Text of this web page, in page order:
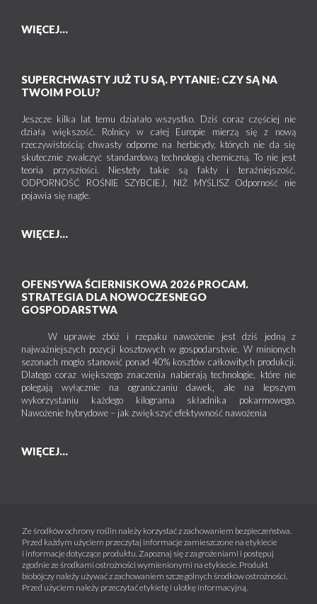
WIĘCEJ...
SUPERCHWASTY JUŻ TU SĄ. PYTANIE: CZY SĄ NA
TWOIM POLU?
Jeszcze kilka lat temu działało wszystko. Dziś coraz częściej nie
działa większość. Rolnicy w całej Europie mierzą się z nową
rzeczywistością: chwasty odporne na herbicydy, których nie da się
skutecznie zwalczyć standardową technologią chemiczną. To nie jest
teoria przyszłości. Niestety takie są fakty i teraźniejszość.
ODPORNOŚĆ ROŚNIE SZYBCIEJ, NIŻ MYŚLISZ Odporność nie
pojawia się nagle.
WIĘCEJ...
OFENSYWA ŚCIERNISKOWA 2026 PROCAM.
STRATEGIA DLA NOWOCZESNEGO
GOSPODARSTWA
W uprawie zbóż i rzepaku nawożenie jest dziś jedną z
najważniejszych pozycji kosztowych w gospodarstwie. W minionych
sezonach mogło stanowić ponad 40% kosztów całkowitych produkcji.
Dlatego coraz większego znaczenia nabierają technologie, które nie
polegają wyłącznie na ograniczaniu dawek, ale na lepszym
wykorzystaniu każdego kilograma składnika pokarmowego.
Nawożenie hybrydowe – jak zwiększyć efektywność nawożenia
WIĘCEJ...
Ze środków ochrony roślin należy korzystać z zachowaniem bezpieczeństwa.
Przed każdym użyciem przeczytaj informacje zamieszczone na etykiecie
i informacje dotyczące produktu. Zapoznaj się z zagrożeniami i postępuj
zgodnie ze środkami ostrożności wymienionymi na etykiecie. Produkt
biobójczy należy używać z zachowaniem szczególnych środków ostrożności.
Przed użyciem należy przeczytać etykietę i ulotkę informacyjną.